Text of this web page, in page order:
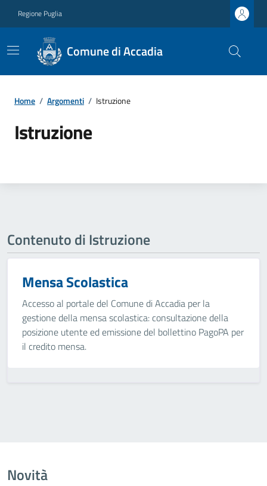
Regione Puglia
Comune di Accadia
Home / Argomenti / Istruzione
Istruzione
Contenuto di Istruzione
Mensa Scolastica
Accesso al portale del Comune di Accadia per la
gestione della mensa scolastica: consultazione della
posizione utente ed emissione del bollettino PagoPA per
il credito mensa.
Novità